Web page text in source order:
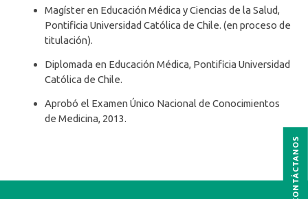
Magíster en Educación Médica y Ciencias de la Salud,
Pontificia Universidad Católica de Chile. (en proceso de
titulación).
Diplomada en Educación Médica, Pontificia Universidad
Católica de Chile.
Aprobó el Examen Único Nacional de Conocimientos
de Medicina, 2013.
CONTÁCTANOS